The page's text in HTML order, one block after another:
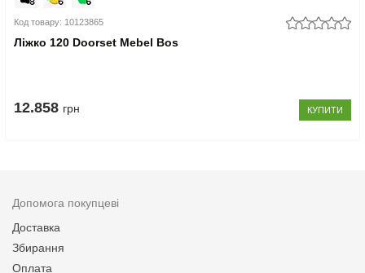
Код товару: 10123865
Ліжко 120 Doorset Mebel Bos
12.858 грн КУПИТИ
Допомога покупцеві
Доставка
Збирання
Оплата